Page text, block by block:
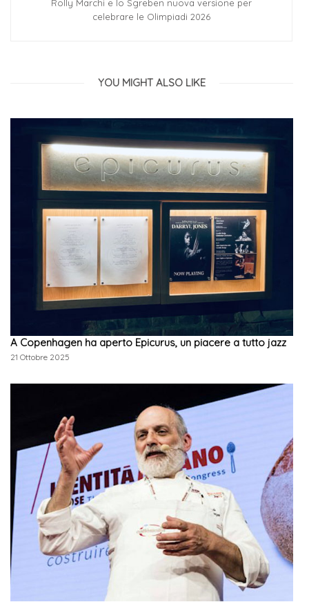
Rolly Marchi e lo Sgreben nuova versione per
celebrare le Olimpiadi 2026
YOU MIGHT ALSO LIKE
A Copenhagen ha aperto Epicurus, un piacere a tutto jazz
21 Ottobre 2025